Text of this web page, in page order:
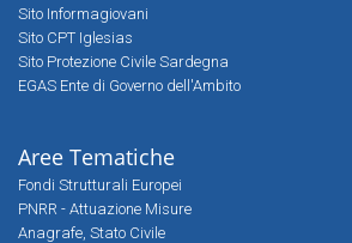
Sito Informagiovani
Sito CPT Iglesias
Sito Protezione Civile Sardegna
EGAS Ente di Governo dell'Ambito
Aree Tematiche
Fondi Strutturali Europei
PNRR - Attuazione Misure
Anagrafe, Stato Civile